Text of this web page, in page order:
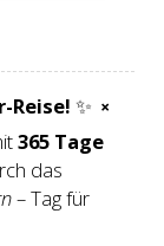
×
Reise! ✨
365 Tage
das
– Tag für